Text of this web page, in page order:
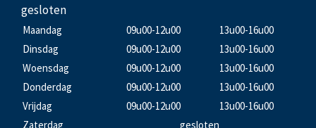
gesloten
Maandag 09u00-12u00
13u00-16u00
Dinsdag
09u00-12u00
13u00-16u00
Woensdag
09u00-12u00
13u00-16u00
Donderdag
09u00-12u00
13u00-16u00
Vrijdag
09u00-12u00
13u00-16u00
Zaterdag
gesloten